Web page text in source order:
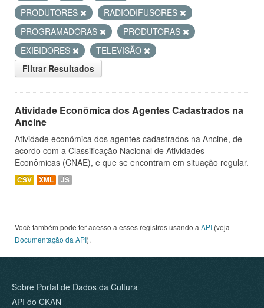
PRODUTORES
RADIODIFUSORES
PROGRAMADORAS
PRODUTORAS
EXIBIDORES
TELEVISÃO
Filtrar Resultados
Atividade Econômica dos Agentes Cadastrados na
Ancine
Atividade econômica dos agentes cadastrados na Ancine, de
acordo com a Classificação Nacional de Atividades
Econômicas (CNAE), e que se encontram em situação regular.
CSV XML JS
Você também pode ter acesso a esses registros usando a API (veja
Documentação da API).
Sobre Portal de Dados da Cultura
API do CKAN